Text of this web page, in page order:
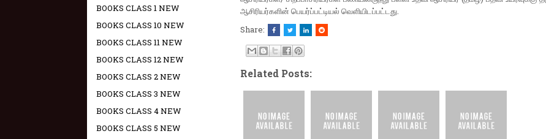
ஆசிரியர்களின் பெயர்ப்பட்டியல் வெளியிடப்பட்டது.
Share:
Related Posts:
BOOKS CLASS 1 NEW
BOOKS CLASS 10 NEW
BOOKS CLASS 11 NEW
BOOKS CLASS 12 NEW
BOOKS CLASS 2 NEW
BOOKS CLASS 3 NEW
BOOKS CLASS 4 NEW
BOOKS CLASS 5 NEW